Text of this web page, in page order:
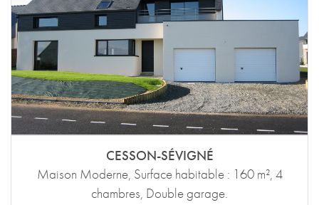
CESSON-SÉVIGNÉ
Maison Moderne, Surface habitable : 160 m², 4
chambres, Double garage.